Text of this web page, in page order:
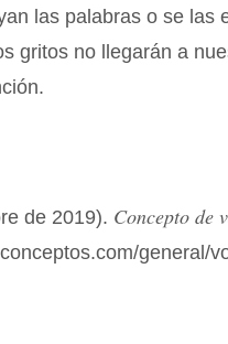
las palabras o se las
gritos no llegarán a
de 2019). Concepto de
general/